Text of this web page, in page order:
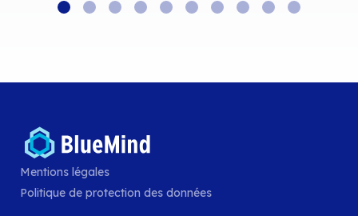
LIRE L'ARTICLE
Mentions légales
Politique de protection des données